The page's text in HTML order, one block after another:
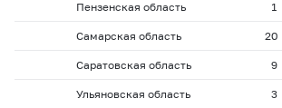
Пензенская область 1
Самарская область 20
Саратовская область 9
Ульяновская область 3